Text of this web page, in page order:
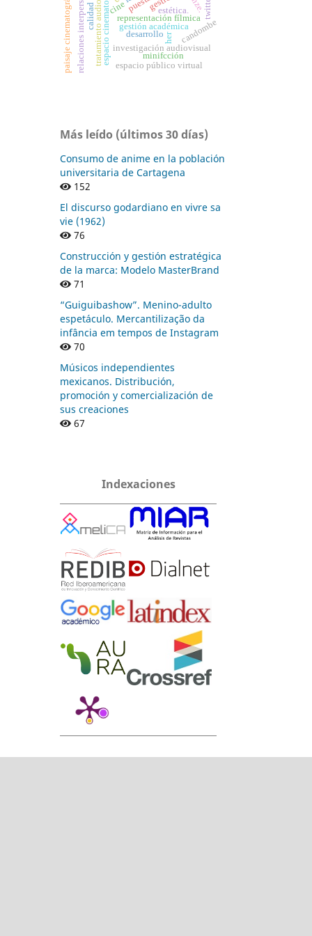
cine
gestión académica
espacio cinematográfico representación fílmica
estética.
tratamiento audiovisual investigación audiovisual
calidad
relaciones interpersonales minifcción
desarrollo
espacio público virtual
paisaje cinematográfico candombe
her
twitter
Más leído (últimos 30 días)
Consumo de anime en la población
universitaria de Cartagena
152
El discurso godardiano en vivre sa
vie (1962)
76
Construcción y gestión estratégica
de la marca: Modelo MasterBrand
71
“Guiguibashow”. Menino-adulto
espetáculo. Mercantilização da
infância em tempos de Instagram
70
Músicos independientes
mexicanos. Distribución,
promoción y comercialización de
sus creaciones
67
Indexaciones